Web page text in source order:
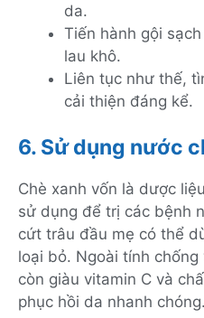
da.
Tiến hành gội
lau khô.
Liên tục như thế,
cải thiện đáng kể.
6. Sử dụng nước
Chè xanh vốn là dược
sử dụng để trị các bệnh
cứt trâu đầu mẹ có thể
loại bỏ. Ngoài tính
còn giàu vitamin C và
phục hồi da nhanh chóng.